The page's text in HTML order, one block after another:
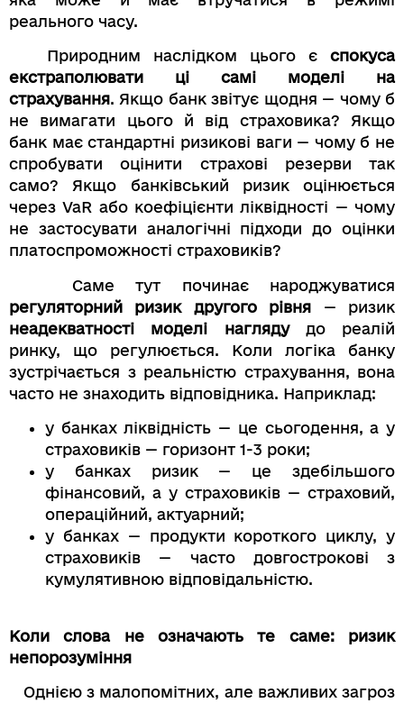
реального часу.
Природним наслідком цього є спокуса
екстраполювати ці самі моделі на
страхування. Якщо банк звітує щодня — чому б
не вимагати цього й від страховика? Якщо
банк має стандартні ризикові ваги — чому б не
спробувати оцінити страхові резерви так
само? Якщо банківський ризик оцінюється
через VaR або коефіцієнти ліквідності — чому
не застосувати аналогічні підходи до оцінки
платоспроможності страховиків?
Саме тут починає народжуватися
регуляторний ризик другого рівня — ризик
неадекватності моделі наглядудо реалій
ринку, що регулюється. Коли логіка банку
зустрічається з реальністю страхування, вона
часто не знаходить відповідника. Наприклад:
у банках ліквідність — це сьогодення, а у
страховиків — горизонт 1-3 роки;
у банках ризик — це здебільшого
фінансовий, а у страховиків — страховий,
операційний, актуарний;
у банках — продукти короткого циклу, у
страховиків — часто довгострокові з
кумулятивною відповідальністю.
Коли слова не означають те саме: ризик
непорозуміння
Однією з малопомітних, але важливих загроз